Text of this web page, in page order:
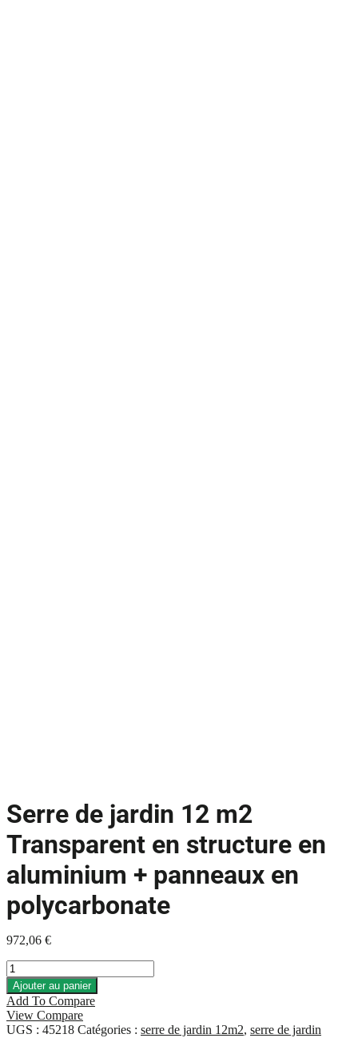
Serre de jardin 12 m2
Transparent en structure en
aluminium + panneaux en
polycarbonate
972,06 €
quantité
de
Serre
de
jardin
12
Ajouter au panier
Add To Compare
View Compare
UGS : 45218 Catégories : serre de jardin 12m2, serre de jardin